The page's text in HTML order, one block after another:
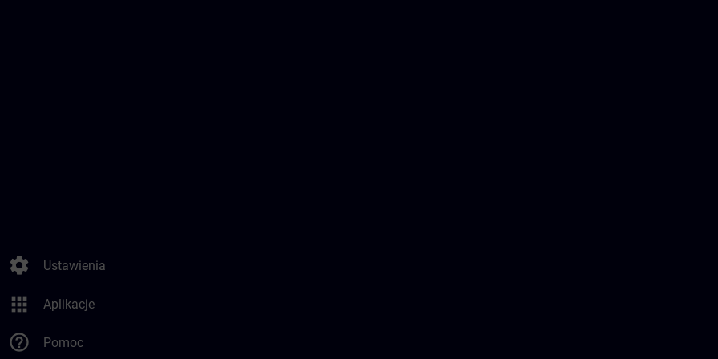
settings Ustawienia
apps Aplikacje
help_outline Pomoc